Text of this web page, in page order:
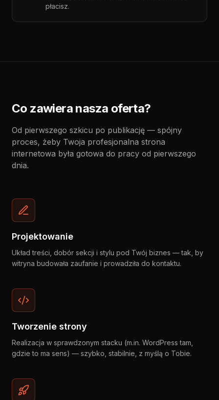
płacisz.
Co zawiera nasza oferta?
Od pierwszego szkicu po publikację — spójny
proces, żeby Twoja profesjonalna strona
internetowa była gotowa do pracy od pierwszego
dnia.
Projektowanie
Układ treści, dobór sekcji i stylu pod Twój biznes — tak, by
witryna budowała zaufanie i prowadziła do kontaktu.
Tworzenie strony
Realizacja w sprawdzonym stacku (m.in. WordPress tam,
gdzie to ma sens) — szybko, stabilnie, z myślą o Tobie.